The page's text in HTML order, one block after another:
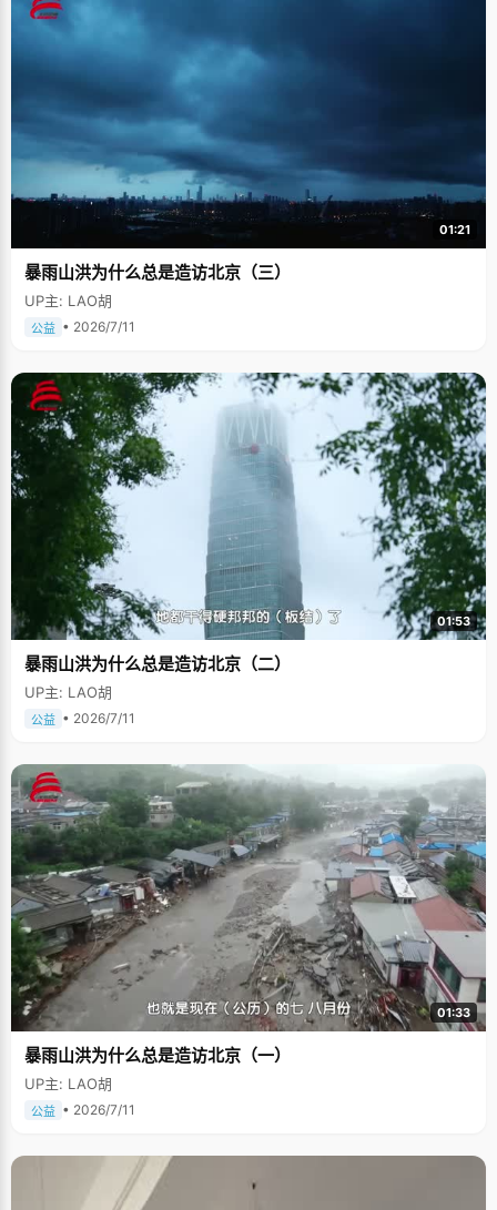
01:21
暴雨山洪为什么总是造访北京（三）
UP主: LAO胡
公益 • 2026/7/11
01:53
暴雨山洪为什么总是造访北京（二）
UP主: LAO胡
公益 • 2026/7/11
01:33
暴雨山洪为什么总是造访北京（一）
UP主: LAO胡
公益 • 2026/7/11